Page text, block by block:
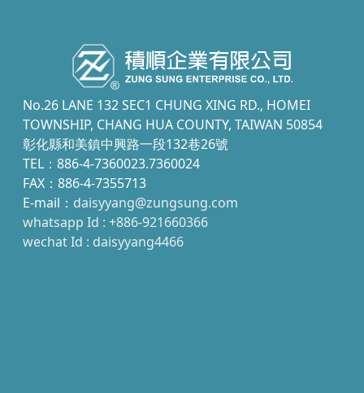
No.26 LANE 132 SEC1 CHUNG XING RD., HOMEI
TOWNSHIP, CHANG HUA COUNTY, TAIWAN 50854
彰化縣和美鎮中興路一段132巷26號
TEL：886-4-7360023.7360024
FAX：886-4-7355713
E-mail： daisyyang@zungsung.com
whatsapp Id : +886-921660366
wechat Id : daisyyang4466